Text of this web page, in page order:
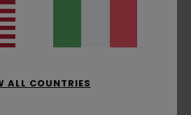
qualità-prezzo
Colore
5/5
ALL COUNTRIES